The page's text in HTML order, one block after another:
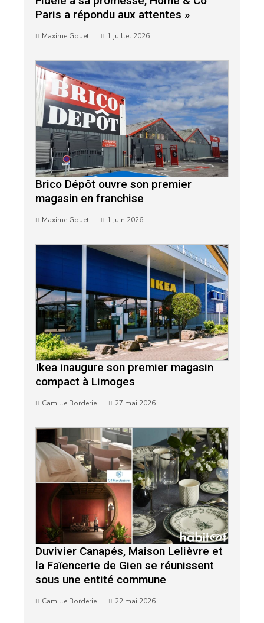
Paris a répondu aux attentes »
Maxime Gouet 1 juillet 2026
Brico Dépôt ouvre son premier
magasin en franchise
Maxime Gouet 1 juin 2026
Ikea inaugure son premier magasin
compact à Limoges
Camille Borderie 27 mai 2026
Duvivier Canapés, Maison Lelièvre et
la Faïencerie de Gien se réunissent
sous une entité commune
Camille Borderie 22 mai 2026